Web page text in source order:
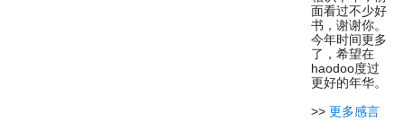
面看过不少好
书，谢谢你。
今年时间更多
了，希望在
haodoo度过
更好的年华。
>> 更多感言